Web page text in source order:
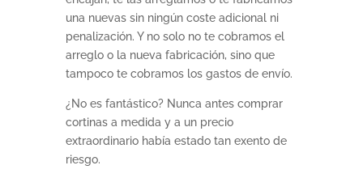
una nuevas sin ningún coste adicional ni
penalización. Y no solo no te cobramos el
arreglo o la nueva fabricación, sino que
tampoco te cobramos los gastos de envío.
¿No es fantástico? Nunca antes comprar
cortinas a medida y a un precio
extraordinario había estado tan exento de
riesgo.